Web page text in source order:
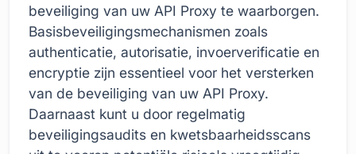
beveiliging van uw API Proxy te waarborgen.
Basisbeveiligingsmechanismen zoals
authenticatie, autorisatie, invoerverificatie en
encryptie zijn essentieel voor het versterken
van de beveiliging van uw API Proxy.
Daarnaast kunt u door regelmatig
beveiligingsaudits en kwetsbaarheidsscans